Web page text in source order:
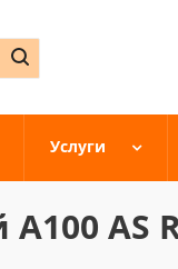
Услуги
AS